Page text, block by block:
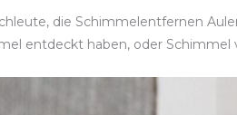
die Schimmelentfernen
entdeckt haben, oder Schimmel